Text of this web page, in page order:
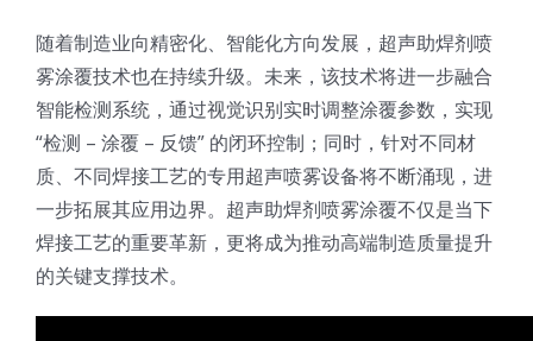
随着制造业向精密化、智能化方向发展，超声助焊剂喷
雾涂覆技术也在持续升级。未来，该技术将进一步融合
智能检测系统，通过视觉识别实时调整涂覆参数，实现
“检测 – 涂覆 – 反馈” 的闭环控制；同时，针对不同材
质、不同焊接工艺的专用超声喷雾设备将不断涌现，进
一步拓展其应用边界。超声助焊剂喷雾涂覆不仅是当下
焊接工艺的重要革新，更将成为推动高端制造质量提升
的关键支撑技术。